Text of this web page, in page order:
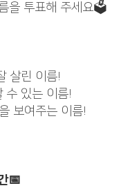
을 투표해 주세요🗳️
살린 이름!
수 있는 이름!
보여주는 이름!
📅